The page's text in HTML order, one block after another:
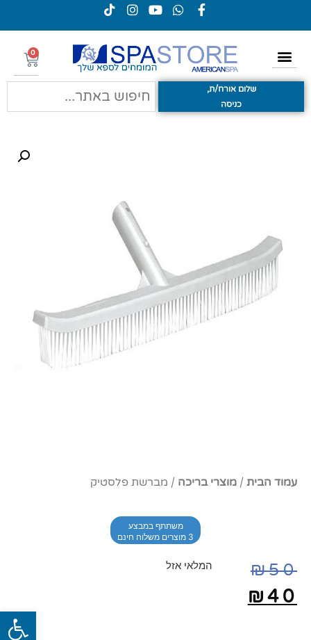
פתח
0
שלום אורח/ת,
כניסה
עמוד הבית / מוצרי בריכה / מברשת פלסטיק
משתתף במבצע
3 מוצרים משלוח חינם
₪50
₪40
המלאי אזל